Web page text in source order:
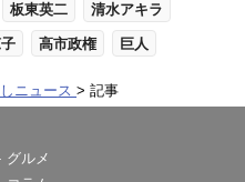
板東英二 清水アキラ
高市政権 巨人
ニュース 記事
グルメ